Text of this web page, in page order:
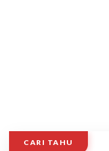
CARI TAHU